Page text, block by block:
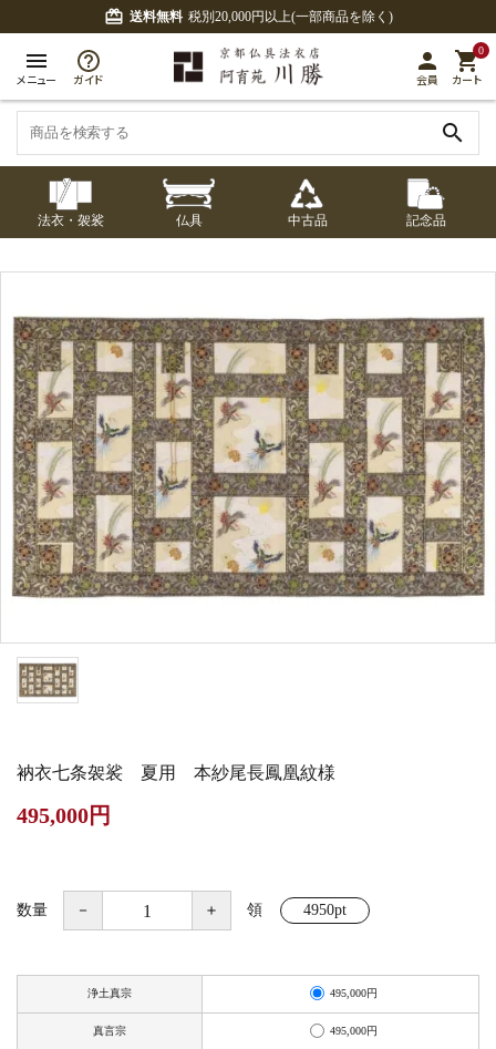
card_giftcard 送料無料 税別20,000円以上(一部商品を除く)
menu
メニュー ガイド
person
会員
0
shopping_cart
カート
search
七条袈裟
五条袈裟
色衣・裳附
黒衣・直綴
法衣・袈裟
五条袈裟 色衣・裳附
黒衣・直綴 布袍・間衣
白衣・色服 襦袢・裾除け
白帯・足袋 草履・はきもの
コート・雨具
記念品
経本入・念珠入・式
中啓・扇子 収納
記念品・おつかいも
の
書籍
仏具
卓類・常香盤・礼盤 天蓋・瓔珞・吊金具
灯明具・灯明準備用
品
金香炉・花瓶・火立
土香炉・香炉台・香
盒
仏器・供笥・供物
きん・きん台・鳴物 ご法要用品・箱類
椅子・机・その他仏
欄間・障子・襖・翠
簾
お手入れ用品
中古品
衲衣七条袈裟 夏用 本紗尾長鳳凰紋様
495,000円
数量 － ＋ 領 4950pt
浄土真宗 495,000円
真言宗 495,000円